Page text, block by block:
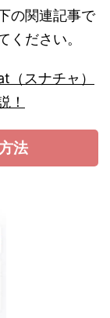
の関連記事で
ください。
（スナチャ）
！
法